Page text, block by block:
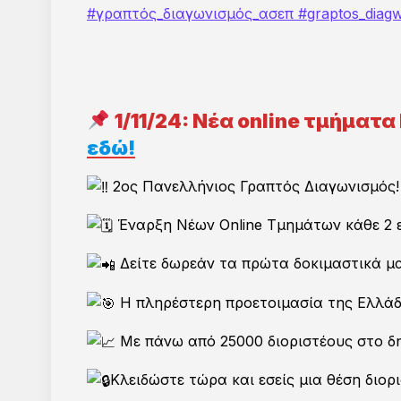
#γραπτός_διαγωνισμός_ασεπ
1/11/24: Νέα online
εδώ!
2ος Πανελλήνιος Γραπτός Διαγωνισμός!
Έναρξη Νέων Online Τμημάτων κάθε 2
Δείτε δωρεάν τα πρώτα δοκιμαστικά
Η πληρέστερη προετοιμασία της
Με πάνω από 25000 διοριστέους στο
Κλειδώστε τώρα και εσείς μια θέση
(
ρ
κ
)
Ν
Μ
ρ
ρ
σ
ς
Ξεκινήστε άμεσα τη